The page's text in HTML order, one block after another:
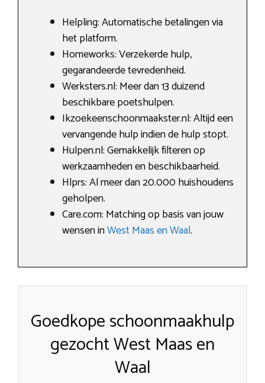
Helpling: Automatische betalingen via
het platform.
Homeworks: Verzekerde hulp,
gegarandeerde tevredenheid.
Werksters.nl: Meer dan 13 duizend
beschikbare poetshulpen.
Ikzoekeenschoonmaakster.nl: Altijd een
vervangende hulp indien de hulp stopt.
Hulpen.nl: Gemakkelijk filteren op
werkzaamheden en beschikbaarheid.
Hlprs: Al meer dan 20.000 huishoudens
geholpen.
Care.com: Matching op basis van jouw
wensen inWest Maas en Waal.
Goedkope schoonmaakhulp
gezocht West Maas en
Waal